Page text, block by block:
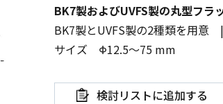
BK7製およびUVFS製の丸型フラ
BK7製とUVFS製の2種類を用意 |
サイズ Φ12.5～75 mm
検討リストに追加する